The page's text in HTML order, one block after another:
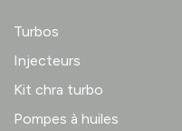
Turbos
Injecteurs
Kit chra turbo
Pompes à huiles